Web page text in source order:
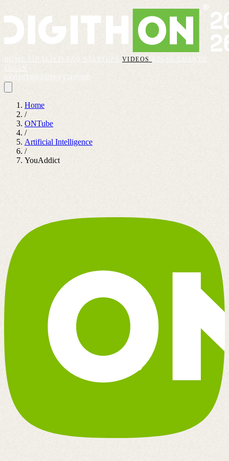
VIDEOS
REGOLAMENTO
Home
/
ONTube
/
Artificial Intelligence
/
YouAddict